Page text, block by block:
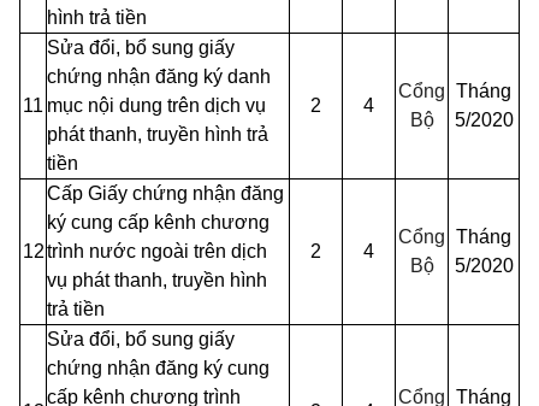
hình trả tiền
11
Sửa đổi, bổ sung giấy
chứng nhận đăng ký danh
mục nội dung trên dịch vụ
phát thanh, truyền hình trả
tiền
2 4
Cổng
Bộ
Tháng
5/2020
12
Cấp Giấy chứng nhận đăng
ký cung cấp kênh chương
trình nước ngoài trên dịch
vụ phát thanh, truyền hình
trả tiền
2 4
Cổng
Bộ
Tháng
5/2020
Sửa đổi, bổ sung giấy
chứng nhận đăng ký cung
cấp kênh chương trình
Cổng Tháng